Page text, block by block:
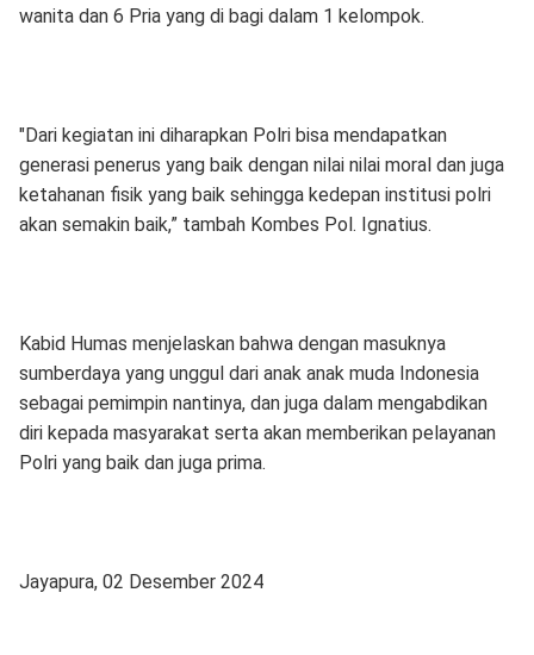
wanita dan 6 Pria yang di bagi dalam 1 kelompok.
"Dari kegiatan ini diharapkan Polri bisa mendapatkan
generasi penerus yang baik dengan nilai nilai moral dan juga
ketahanan fisik yang baik sehingga kedepan institusi polri
akan semakin baik,” tambah Kombes Pol. Ignatius.
Kabid Humas menjelaskan bahwa dengan masuknya
sumberdaya yang unggul dari anak anak muda Indonesia
sebagai pemimpin nantinya, dan juga dalam mengabdikan
diri kepada masyarakat serta akan memberikan pelayanan
Polri yang baik dan juga prima.
Jayapura, 02 Desember 2024